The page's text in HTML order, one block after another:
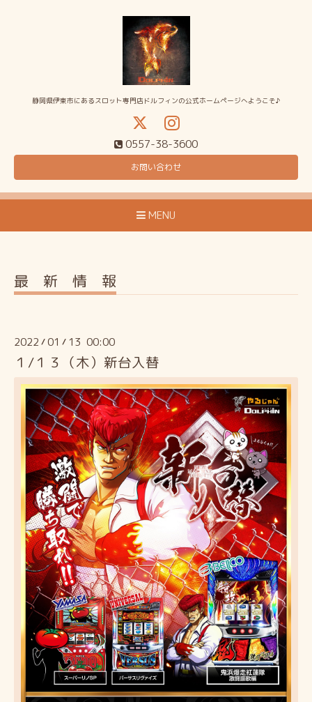
静岡県伊東市にあるスロット専門店ドルフィンの公式ホームページへようこそ♪
0557-38-3600
お問い合わせ
MENU
最 新 情 報
2022 /01 / 13 00:00
１/１３（木）新台入替